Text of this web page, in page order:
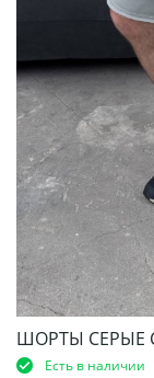
ШОРТЫ СЕРЫЕ
Есть в наличии